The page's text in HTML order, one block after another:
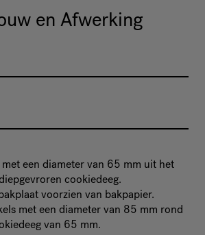
en Afwerking
een diameter van 65 mm uit het
cookiedeeg.
voorzien van bakpapier.
met een diameter van 85 mm rond
van 65 mm.